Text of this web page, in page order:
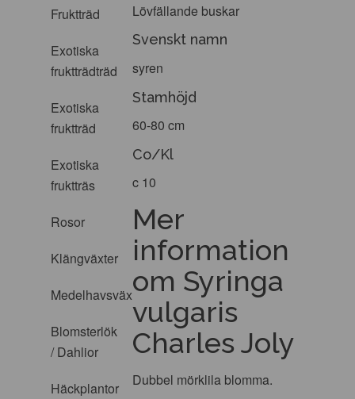
Fruktträd
Exotiska
fruktträdträd
Exotiska
fruktträd
Exotiska
fruktträs
Rosor
Klängväxter
Medelhavsväxter
Blomsterlök
/ Dahlior
Häckplantor
Lövfällande buskar
Svenskt namn
syren
Stamhöjd
60-80 cm
Co/Kl
c 10
Mer
information
om Syringa
vulgaris
Charles Joly
Dubbel mörklila blomma.